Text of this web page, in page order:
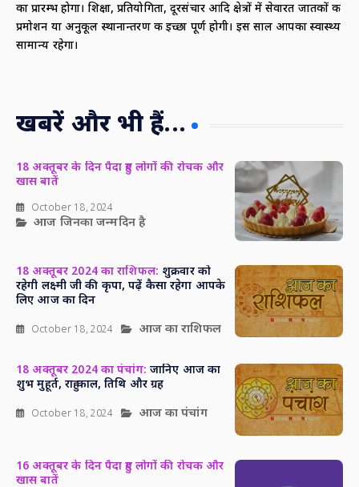
का प्रारम्भ होगा। शिक्षा, प्रतियोगिता, दूरसंचार आदि क्षेत्रों में सेवारत जातकों की
प्रमोशन या अनुकूल स्थानान्तरण की इच्छा पूर्ण होगी। इस साल आपका स्वास्थ्य
सामान्य रहेगा।
खबरें और भी हैं...
18 अक्तूबर के दिन पैदा हुए लोगों की रोचक और
खास बातें
October 18, 2024
आज जिनका जन्मदिन है
18 अक्तूबर 2024 का राशिफल: शुक्रवार को
रहेगी लक्ष्मी जी की कृपा, पढ़ें कैसा रहेगा आपके
लिए आज का दिन
October 18, 2024 आज का राशिफल
18 अक्तूबर 2024 का पंचांग: जानिए आज का
शुभ मुहूर्त, राहु काल, तिथि और ग्रह
October 18, 2024 आज का पंचांग
16 अक्तूबर के दिन पैदा हुए लोगों की रोचक और
खास बातें